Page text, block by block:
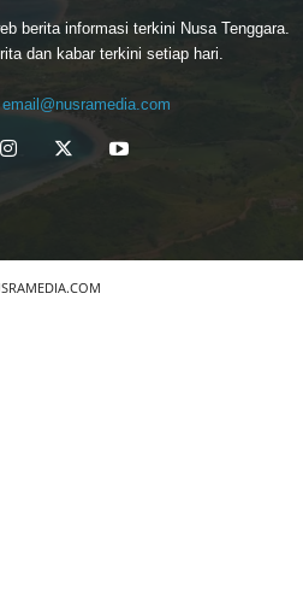
berita informasi terkini Nusa Tenggara.
dan kabar terkini setiap hari.
email@nusramedia.com